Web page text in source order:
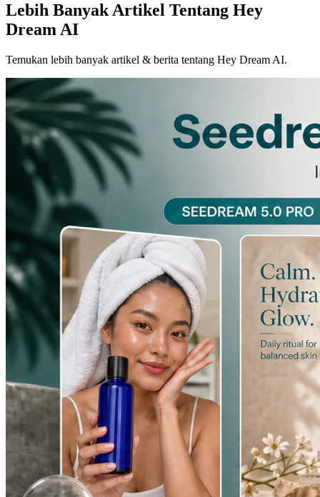
Lebih Banyak Artikel Tentang Hey
Dream AI
Temukan lebih banyak artikel & berita tentang Hey Dream AI.